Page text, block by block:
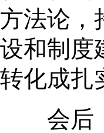
方法论，
设和制度
转化成扎
会后，